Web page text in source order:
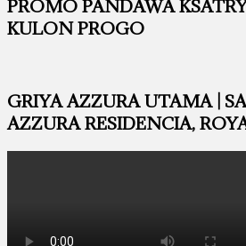
PROMO PANDAWA
KULON PROGO
GRIYA AZZURA UTAMA |
AZZURA RESIDENCIA,